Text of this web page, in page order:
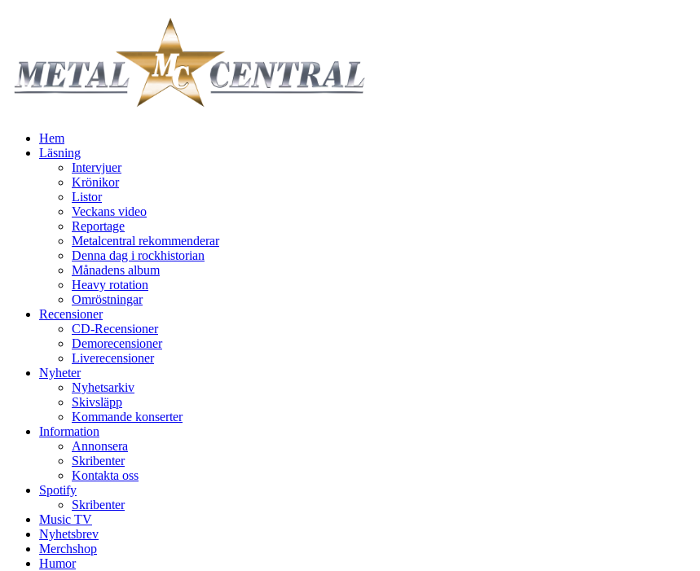
Hem
Läsning
Intervjuer
Krönikor
Listor
Veckans video
Reportage
Metalcentral rekommenderar
Denna dag i rockhistorian
Månadens album
Heavy rotation
Omröstningar
Recensioner
CD-Recensioner
Demorecensioner
Liverecensioner
Nyheter
Nyhetsarkiv
Skivsläpp
Kommande konserter
Information
Annonsera
Skribenter
Kontakta oss
Spotify
Skribenter
Music TV
Nyhetsbrev
Merchshop
Humor